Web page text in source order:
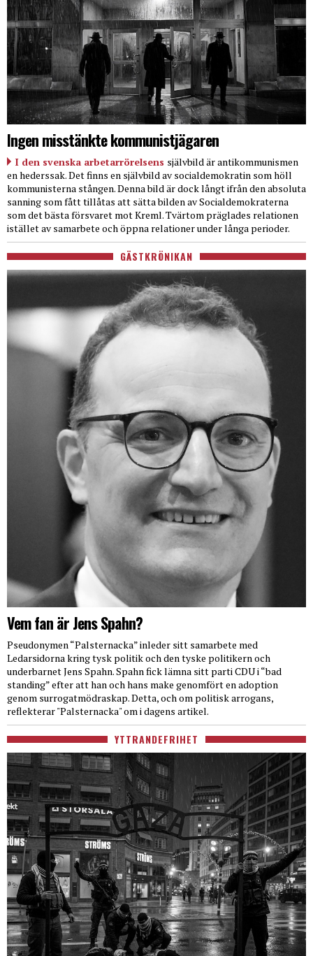
Ingen misstänkte kommunistjägaren
I den svenska arbetarrörelsens självbild är antikommunismen
en hederssak. Det finns en självbild av socialdemokratin som höll
kommunisterna stången. Denna bild är dock långt ifrån den absoluta
sanning som fått tillåtas att sätta bilden av Socialdemokraterna
som det bästa försvaret mot Kreml. Tvärtom präglades relationen
istället av samarbete och öppna relationer under långa perioder.
GÄSTKRÖNIKAN
Vem fan är Jens Spahn?
Pseudonymen “Palsternacka” inleder sitt samarbete med
Ledarsidorna kring tysk politik och den tyske politikern och
underbarnet Jens Spahn. Spahn fick lämna sitt parti CDU i “bad
standing” efter att han och hans make genomfört en adoption
genom surrogatmödraskap. Detta, och om politisk arrogans,
reflekterar "Palsternacka" om i dagens artikel.
YTTRANDEFRIHET